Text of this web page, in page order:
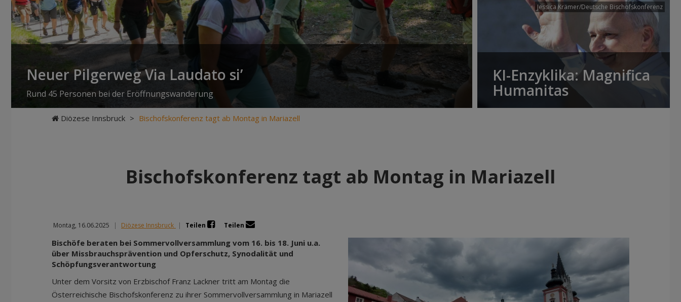
Neuer Pilgerweg Via Laudato si’
Rund 45 Personen bei der Eröffnungswanderung
Jessica Krämer/Deutsche Bischofskonferenz
KI-Enzyklika: Magnifica
Humanitas
Diözese Innsbruck > Bischofskonferenz tagt ab Montag in Mariazell
Bischofskonferenz tagt ab Montag in Mariazell
Montag, 16.06.2025 | Diözese Innsbruck | Teilen Teilen
Bischöfe beraten bei Sommervollversammlung vom 16. bis 18. Juni u.a.
über Missbrauchsprävention und Opferschutz, Synodalität und
Schöpfungsverantwortung
Unter dem Vorsitz von Erzbischof Franz Lackner tritt am Montag die
Österreichische Bischofskonferenz zu ihrer Sommervollversammlung in Mariazell